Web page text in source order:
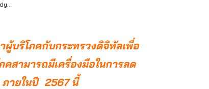
ผู้บริโภคกับกระทรวงดิจิทัลเพื่อ
สามารถมีเครื่องมือในการลด
ภายในปี 2567 นี้